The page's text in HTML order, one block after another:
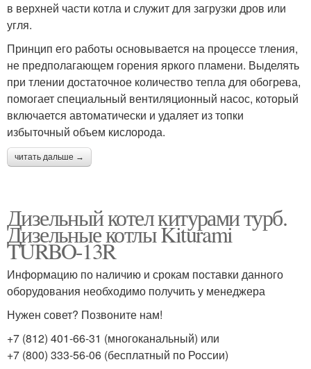
в верхней части котла и служит для загрузки дров или
угля.
Принцип его работы основывается на процессе тления,
не предполагающем горения яркого пламени. Выделять
при тлении достаточное количество тепла для обогрева,
помогает специальный вентиляционный насос, который
включается автоматически и удаляет из топки
избыточный объем кислорода.
читать дальше →
Дизельный котел китурами турб.
Дизельные котлы Kiturami
TURBO-13R
Информацию по наличию и срокам поставки данного
оборудования необходимо получить у менеджера
Нужен совет? Позвоните нам!
+7 (812) 401-66-31 (многоканальный) или
+7 (800) 333-56-06 (бесплатный по России)